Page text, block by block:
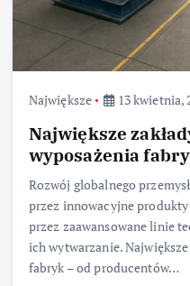
Największe 13 kwietnia,
Największe
wyposażenia
Rozwój globalnego
przez innowacyjne
przez zaawansowane linie
ich wytwarzanie.
fabryk – od producentów…